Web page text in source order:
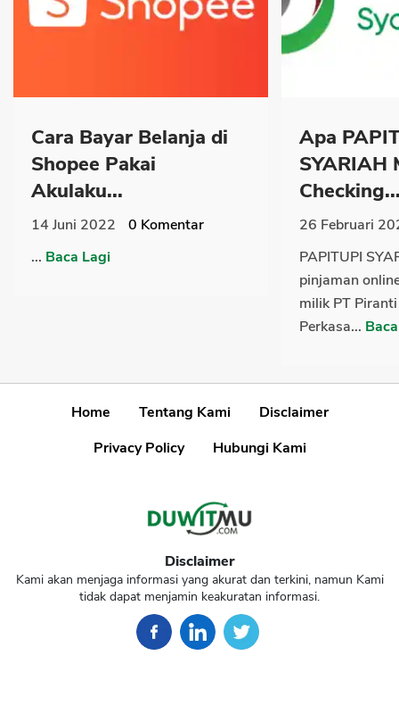
Cara Bayar Belanja di
Shopee Pakai
Akulaku...
14 Juni 2022 0 Komentar
... Baca Lagi
Apa
SYARIAH
26 Februari
PAPITUPI
pinjaman
milik PT
Perkasa...
Home Tentang Kami
Disclaimer
Privacy Policy
Hubungi Kami
Disclaimer
Kami akan menjaga informasi yang akurat dan terkini, namun Kami
tidak dapat menjamin keakuratan informasi.